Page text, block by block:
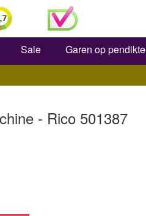
Sale Garen op pendikte
- Rico 501387